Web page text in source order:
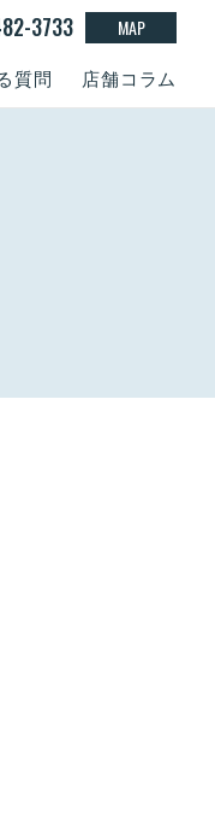
質問 店舗コラム
3733 MAP